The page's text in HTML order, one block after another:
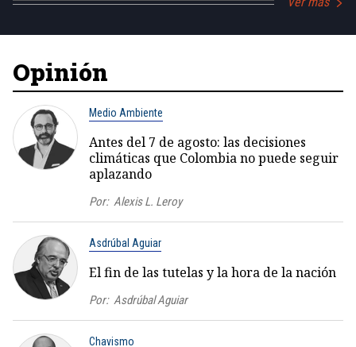
Opinión
Medio Ambiente
Antes del 7 de agosto: las decisiones
climáticas que Colombia no puede seguir
aplazando
Por: Alexis L. Leroy
Asdrúbal Aguiar
El fin de las tutelas y la hora de la nación
Por: Asdrúbal Aguiar
Chavismo